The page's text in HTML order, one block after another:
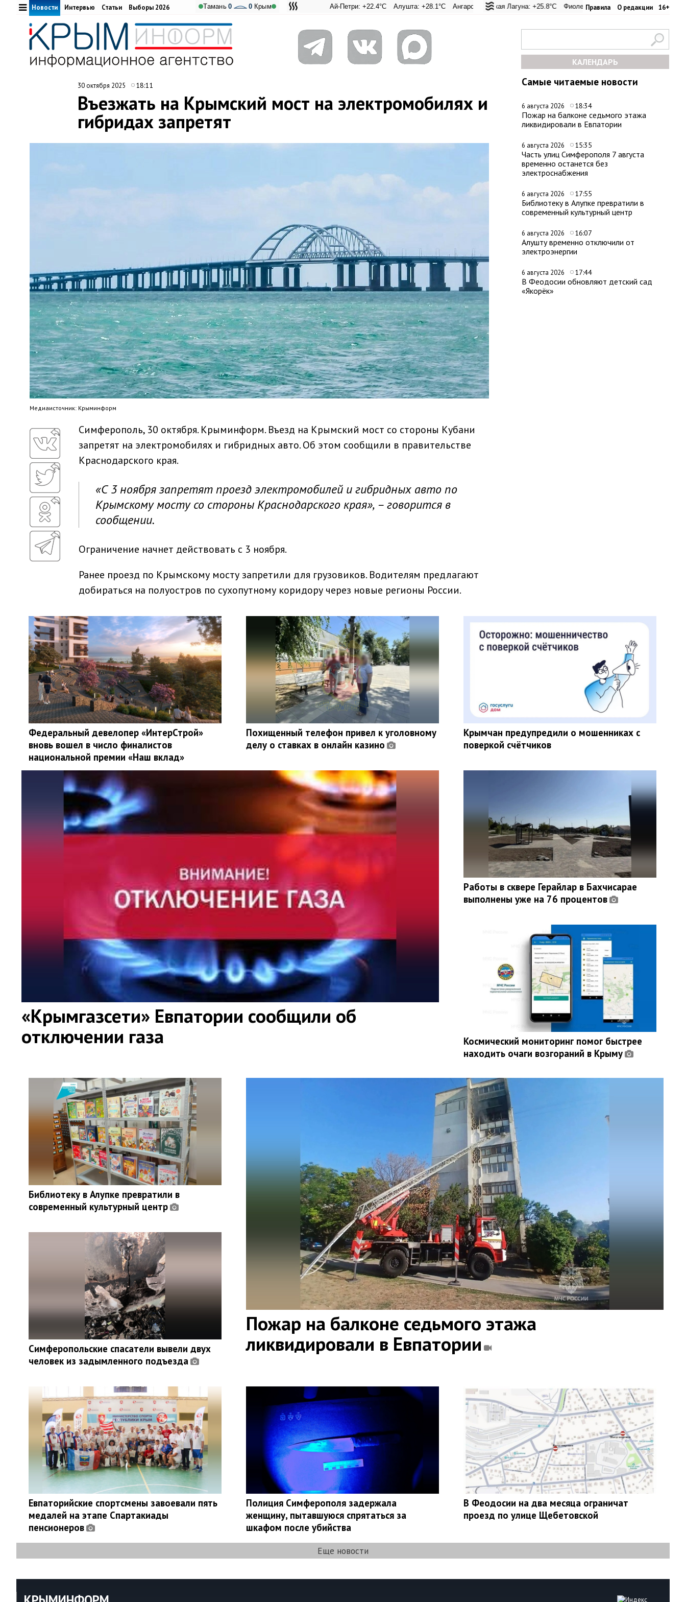
Правила О редакции 16+
Адмиральская Лагуна: +25.8°C Фиолент: +26.1°C Казачья бухта: +26.2°C
Ай-Петри: +22.4°C Алушта: +28.1°C Ангарский перевал: +25°C Евпатория: +32°C Керчь: +33.1°C Никитский сад:
Тамань 0 0 Крым
Новости Интервью Статьи Выборы 2026
КАЛЕНДАРЬ
Самые читаемые новости
6 августа 2026 18:34
Пожар на балконе седьмого этажа
ликвидировали в Евпатории
6 августа 2026 15:35
Часть улиц Симферополя 7 августа
временно останется без
электроснабжения
6 августа 2026 17:55
Библиотеку в Алупке превратили в
современный культурный центр
6 августа 2026 16:07
Алушту временно отключили от
электроэнергии
6 августа 2026 17:44
В Феодосии обновляют детский сад
«Якорёк»
30 октября 2025 18:11
Въезжать на Крымский мост на электромобилях и
гибридах запретят
Медиaисточник: Крыминформ
Симферополь, 30 октября. Крыминформ. Въезд на Крымский мост со стороны Кубани
запретят на электромобилях и гибридных авто. Об этом сообщили в правительстве
Краснодарского края.
«С 3 ноября запретят проезд электромобилей и гибридных авто по
Крымскому мосту со стороны Краснодарского края», – говорится в
сообщении.
Ограничение начнет действовать с 3 ноября.
Ранее проезд по Крымскому мосту запретили для грузовиков. Водителям предлагают
добираться на полуостров по сухопутному коридору через новые регионы России.
Федеральный девелопер «ИнтерСтрой»
вновь вошел в число финалистов
национальной премии «Наш вклад»
Похищенный телефон привел к уголовному
делу о ставках в онлайн казино
Крымчан предупредили о мошенниках с
поверкой счётчиков
«Крымгазсети» Евпатории сообщили об
отключении газа
Работы в сквере Герайлар в Бахчисарае
выполнены уже на 76 процентов
Космический мониторинг помог быстрее
находить очаги возгораний в Крыму
Пожар на балконе седьмого этажа
ликвидировали в Евпатории
Библиотеку в Алупке превратили в
современный культурный центр
Симферопольские спасатели вывели двух
человек из задымленного подъезда
Евпаторийские спортсмены завоевали пять
медалей на этапе Спартакиады
пенсионеров
Полиция Симферополя задержала
женщину, пытавшуюся спрятаться за
шкафом после убийства
В Феодосии на два месяца ограничат
проезд по улице Щебетовской
Еще новости